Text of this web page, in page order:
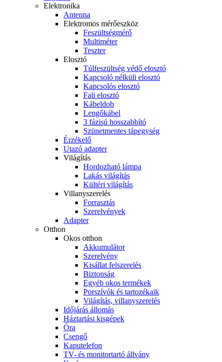
Elektronika
Antenna
Elektromos mérőeszköz
Feszültségmérő
Multiméter
Teszter
Elosztó
Túlfeszültség védő elosztó
Kapcsoló nélküli elosztó
Kapcsolós elosztó
Fali elosztó
Kábeldob
Lengőkábel
3 fázisú hosszabbító
Szünetmentes tápegység
Érzékelő
Utazó adapter
Világítás
Hordozható lámpa
Lakás világítás
Kültéri világítás
Villanyszerelés
Forrasztás
Szerelvények
Adapter
Otthon
Okos otthon
Akkumulátor
Szerelvény
Kisállat felszerelés
Biztonság
Egyéb okos termékek
Porszívók és tartozékaik
Világítás, villanyszerelés
Időjárás állomás
Háztartási kisgépek
Óra
Csengő
Kaputelefon
TV- és monitortartó állvány